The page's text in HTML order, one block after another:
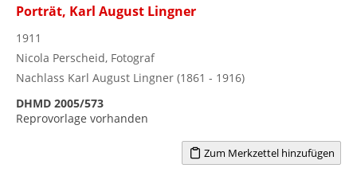
Porträt, Karl August Lingner
1911
Nicola Perscheid, Fotograf
Nachlass Karl August Lingner (1861 - 1916)
DHMD 2005/573
Reprovorlage vorhanden
Zum Merkzettel hinzufügen